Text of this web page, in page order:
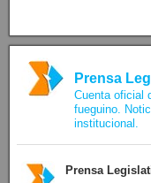
Prensa
Cuenta oficial
fueguino.
institucional.
Prensa